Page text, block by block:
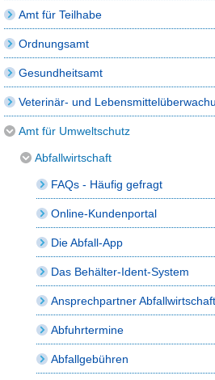
Amt für Teilhabe
Ordnungsamt
Gesundheitsamt
Veterinär- und
Amt für Umweltschutz
Abfallwirtschaft
FAQs - Häufig gefragt
Online-Kundenportal
Die Abfall-App
Das Behälter-Ident-System
Ansprechpartner Abfallwirtschaft
Abfuhrtermine
Abfallgebühren